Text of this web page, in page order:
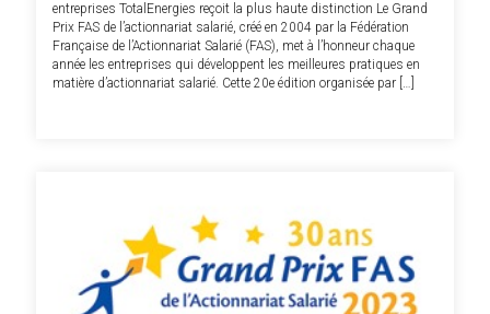
entreprises TotalEnergies reçoit la plus haute distinction Le Grand
Prix FAS de l’actionnariat salarié, créé en 2004 par la Fédération
Française de l’Actionnariat Salarié (FAS), met à l’honneur chaque
année les entreprises qui développent les meilleures pratiques en
matière d’actionnariat salarié. Cette 20e édition organisée par […]